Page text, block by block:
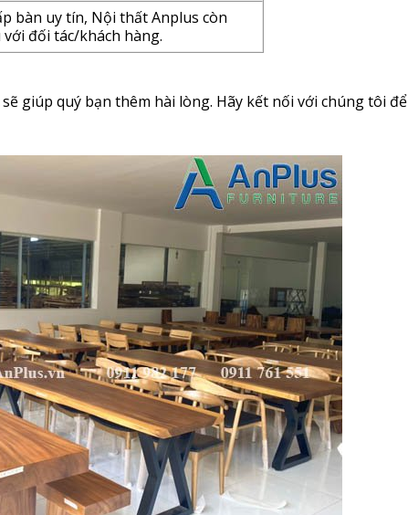
bàn uy tín, Nội thất Anplus còn
đối tác/khách hàng.
giúp quý bạn thêm hài lòng. Hãy kết nối với chúng tôi để